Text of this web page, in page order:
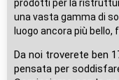
prodotti per la
una vasta gamma di
luogo ancora più
Da noi troverete ben
pensata per